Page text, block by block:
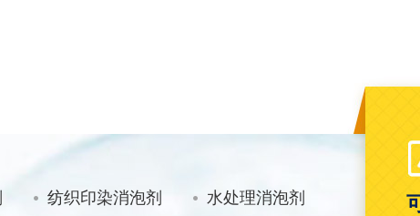
纺织印染消泡剂 水处理消泡剂